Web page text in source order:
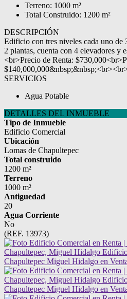
Terreno: 1000 m²
Total Construido: 1200 m²
DESCRIPCIÓN
Edificio con tres niveles cada uno
2 plantas, cuenta con 4 elevadores y
<br>Precio de Renta:
SERVICIOS
Agua Potable
DETALLES DEL INMUEBLE
Tipo de Inmueble
Edificio Comercial
Ubicación
Lomas de Chapultepec
Total construido
1200 m²
Terreno
1000 m²
Antiguedad
20
Agua Corriente
No
(REF. 13973)